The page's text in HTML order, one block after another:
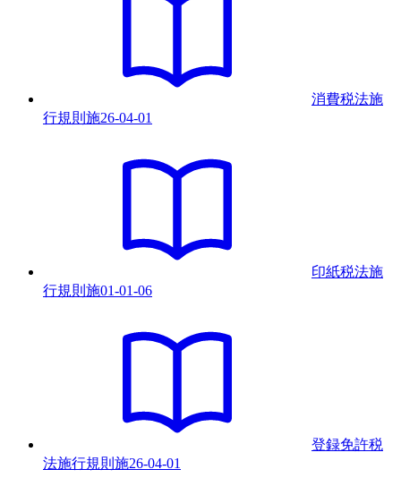
消費税法施
行規則 施26-04-01
印紙税法施
行規則 施01-01-06
登録免許税
法施行規則 施26-04-01